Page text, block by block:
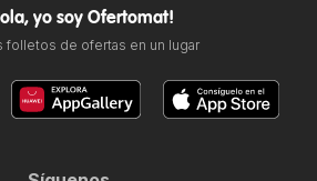
yo soy Ofertomat!
folletos de ofertas en un lugar